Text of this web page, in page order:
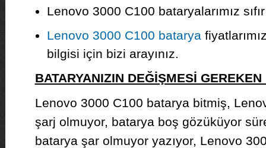
Lenovo 3000 C100 bataryalarımız
Lenovo 3000 C100 batarya
bilgisi için bizi arayınız.
BATARYANIZIN DEĞİŞMESİ
Lenovo 3000 C100 batarya bitmiş,
şarj olmuyor, batarya boş gözüküyor
batarya şar olmuyor yazıyor, Lenovo